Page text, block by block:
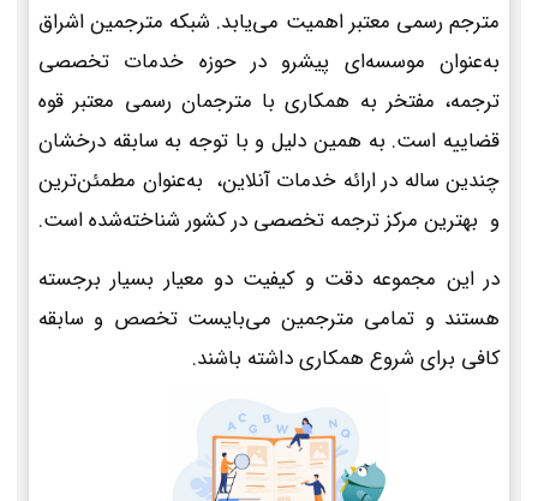
مترجم رسمی معتبر اهمیت می‌یابد. شبکه مترجمین اشراق
به‌عنوان موسسه‌ای پیشرو در حوزه خدمات تخصصی
ترجمه، مفتخر به همکاری با مترجمان رسمی معتبر قوه
قضاییه است. به همین دلیل و با توجه به سابقه درخشان
چندین ساله در ارائه خدمات آنلاین، به‌عنوان مطمئن‌ترین
و بهترین مرکز ترجمه تخصصی در کشور شناخته‌شده است.
در این مجموعه دقت و کیفیت دو معیار بسیار برجسته
هستند و تمامی مترجمین می‌بایست تخصص و سابقه
کافی برای شروع همکاری داشته باشند.